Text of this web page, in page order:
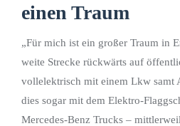
einen Traum
„Für mich ist ein großer Traum in
weite Strecke rückwärts auf
vollelektrisch mit einem Lkw samt
dies sogar mit dem Elektro-
Mercedes-Benz Trucks –